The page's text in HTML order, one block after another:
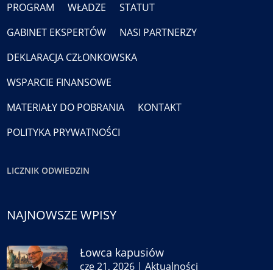
PROGRAM WŁADZE
STATUT
GABINET EKSPERTÓW
NASI PARTNERZY
DEKLARACJA CZŁONKOWSKA
WSPARCIE FINANSOWE
MATERIAŁY DO POBRANIA
KONTAKT
POLITYKA PRYWATNOŚCI
LICZNIK ODWIEDZIN
NAJNOWSZE WPISY
Łowca kapusiów
cze 21, 2026 |Aktualności